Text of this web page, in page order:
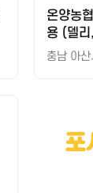
온양농
용 (델
충남 아산